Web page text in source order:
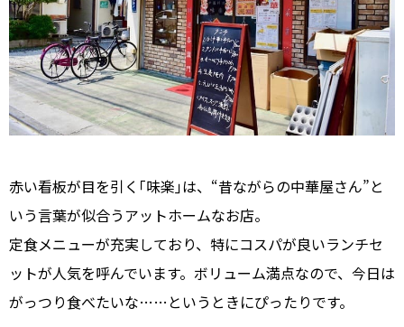
赤い看板が目を引く｢味楽｣は、“昔ながらの中華屋さん”と
いう言葉が似合うアットホームなお店。
定食メニューが充実しており、特にコスパが良いランチセ
ットが人気を呼んでいます。ボリューム満点なので、今日は
がっつり食べたいな……というときにぴったりです。